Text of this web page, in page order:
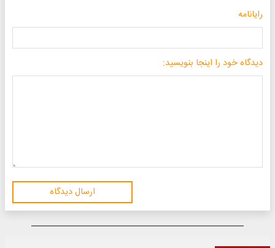
رایانامه
دیدگاه خود را اینجا بنویسید:
ارسال دیدگاه